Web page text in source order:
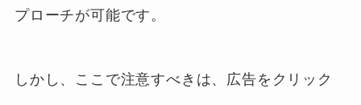
プローチが可能です。
しかし、ここで注意すべきは、広告をクリック